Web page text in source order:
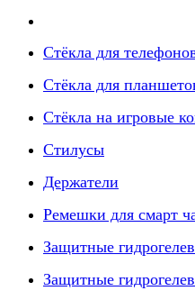
Стёкла для
Стёкла для
Стёкла на игровые
Стилусы
Держатели
Ремешки для смарт
Защитные
Защитные